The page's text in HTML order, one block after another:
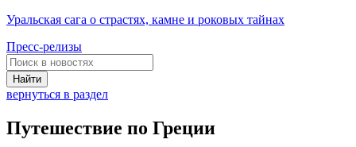
Уральская сага о страстях, камне и роковых тайнах
Пресс-релизы
Найти
вернуться в раздел
Путешествие по Греции